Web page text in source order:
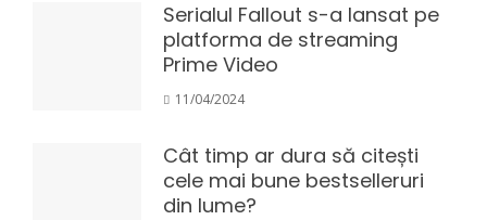
Serialul Fallout s-a lansat pe
platforma de streaming
Prime Video
11/04/2024
Cât timp ar dura să citești
cele mai bune bestselleruri
din lume?